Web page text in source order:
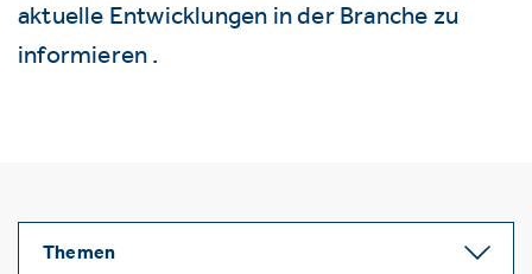
aktuelle Entwicklungen in der Branche zu
informieren .
Themen